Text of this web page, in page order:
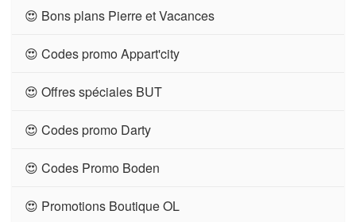
😍 Bons plans Pierre et Vacances
😍 Codes promo Appart'city
😍 Offres spéciales BUT
😍 Codes promo Darty
😍 Codes Promo Boden
😍 Promotions Boutique OL